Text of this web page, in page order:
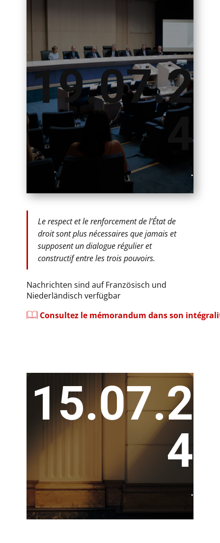
19.07.2
4
.
​Le respect et le renforcement de l’État de
droit sont plus nécessaires que jamais et
supposent un dialogue régulier et
constructif entre les trois pouvoirs.
Nachrichten sind auf Französisch und
Niederländisch verfügbar
Consultez le mémorandum dans son
15.07.2
4
.